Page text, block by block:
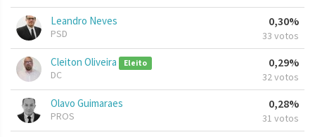
Leandro Neves
PSD
0,30%
33 votos
Cleiton Oliveira Eleito
DC
0,29%
32 votos
Olavo Guimaraes
PROS
0,28%
31 votos